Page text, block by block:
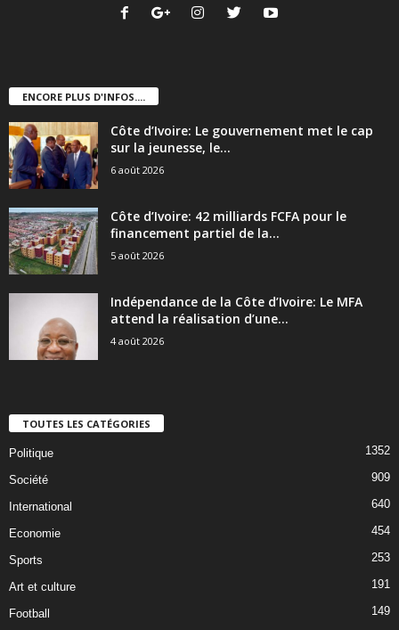
ENCORE PLUS D'INFOS....
Côte d’Ivoire: Le gouvernement met le cap
sur la jeunesse, le...
6 août 2026
Côte d’Ivoire: 42 milliards FCFA pour le
financement partiel de la...
5 août 2026
Indépendance de la Côte d’Ivoire: Le MFA
attend la réalisation d’une...
4 août 2026
TOUTES LES CATÉGORIES
Politique 1352
Société 909
International 640
Economie 454
Sports 253
Art et culture 191
Football 149